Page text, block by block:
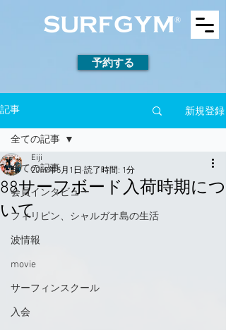
予約する
記事 新規登録
全ての記事
会員インタビュー
フィリピン、シャルガオ島の生活
波情報
movie
サーフィンスクール
入会
全ての記事
88サーフボード入荷時期につ
いて
Eiji
2019年5月1日 読了時間: 1分